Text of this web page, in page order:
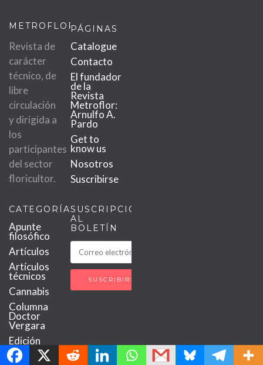
METROFLOR
Revista de
carácter
técnico, de
libre
circulación
y dirigida a
los
participantes
del sector
floricultor.
PÁGINAS
Catalogue
Contacto
El fundador
de la
Revista
Metroflor:
Arnulfo A.
Pardo
Get to
know us
Nosotros
Suscribirse
CATEGORÍAS
Apunte
filosófico
Artículos
Artículos
técnicos
Cannabis
Columna
Doctor
Vergara
Edición
impresa
SUSCRIPCIÓN
AL
BOLETÍN